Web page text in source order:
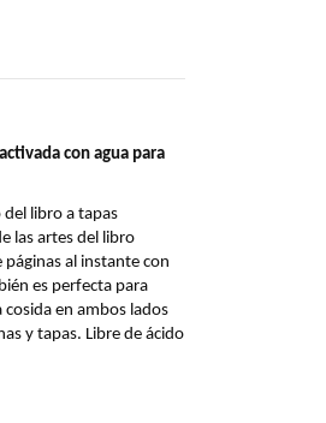
con agua para
libro a tapas
las artes del libro
al instante con
es perfecta para
en ambos lados
y tapas. Libre de ácido